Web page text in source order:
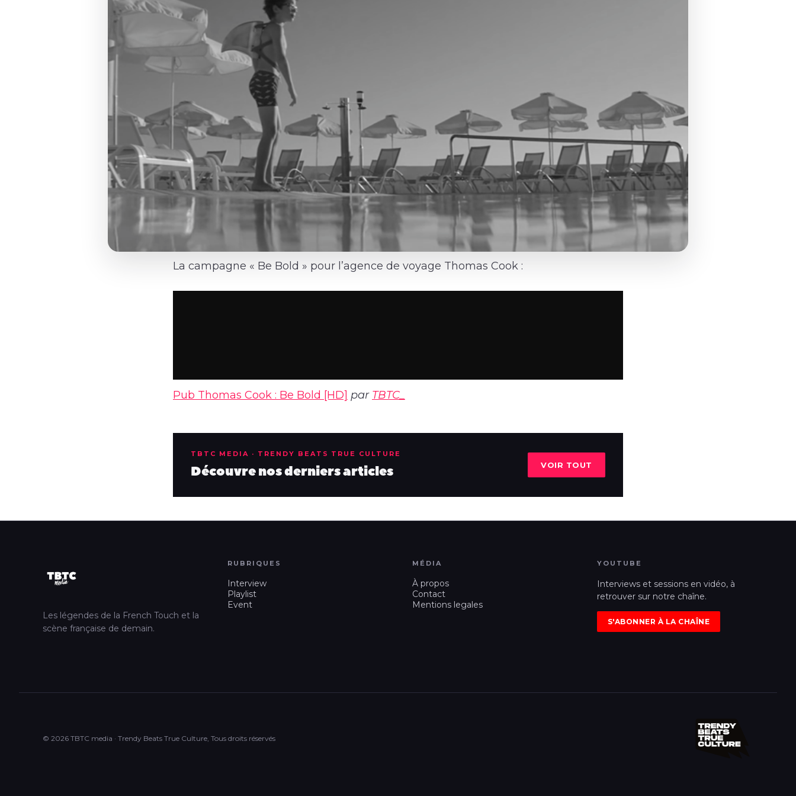
La campagne « Be Bold » pour l’agence de voyage Thomas Cook :
Pub Thomas Cook : Be Bold [HD] par TBTC_
TBTC MEDIA · TRENDY BEATS TRUE CULTURE
Découvre nos derniers articles VOIR TOUT
Les légendes de la French Touch et la
scène française de demain.
RUBRIQUES
Interview
Playlist
Event
MÉDIA
À propos
Contact
Mentions legales
YOUTUBE
Interviews et sessions en vidéo, à
retrouver sur notre chaîne.
S'ABONNER À LA CHAÎNE
© 2026 TBTC media · Trendy Beats True Culture, Tous droits réservés